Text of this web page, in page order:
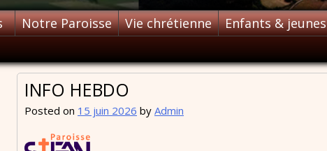
Notre Paroisse Vie chrétienne Enfants & jeunes
INFO HEBDO
Posted on 15 juin 2026 by Admin